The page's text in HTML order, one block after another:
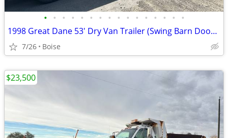
• • • • • • • • • • • • • • • •
1998 Great Dane 53' Dry Van Trailer (Swing Barn Doors)
7/26 Boise
$23,500